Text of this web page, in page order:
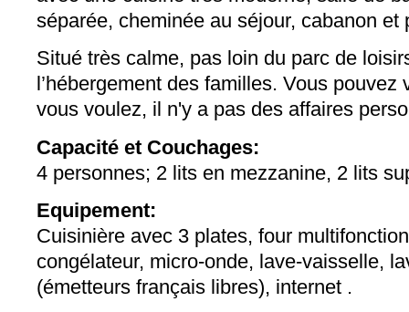
séparée, cheminée au séjour, cabanon et
Situé très calme, pas loin du parc de
l’hébergement des familles. Vous
vous voulez, il n'y a pas des affaires
Capacité et Couchages:
4 personnes; 2 lits en mezzanine, 2 lits
Equipement:
Cuisinière avec 3 plates, four
congélateur, micro-onde, lave-vaisselle,
(émetteurs français libres), internet .